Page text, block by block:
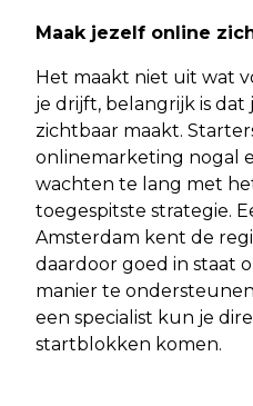
Maak jezelf online
Het maakt niet uit wat
je drijft, belangrijk is dat
zichtbaar maakt.
onlinemarketing nogal
wachten te lang met
toegespitste strategie.
Amsterdam kent de
daardoor goed in staat
manier te
een specialist kun je
startblokken komen.